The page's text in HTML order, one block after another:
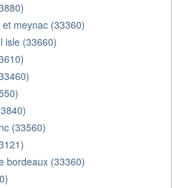
meynac (33360)
isle (33660)
(33560)
bordeaux (33360)